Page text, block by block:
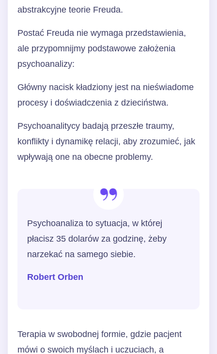
abstrakcyjne teorie Freuda.
Postać Freuda nie wymaga przedstawienia,
ale przypomnijmy podstawowe założenia
psychoanalizy:
Główny nacisk kładziony jest na nieświadome
procesy i doświadczenia z dzieciństwa.
Psychoanalitycy badają przeszłe traumy,
konflikty i dynamikę relacji, aby zrozumieć, jak
wpływają one na obecne problemy.
Psychoanaliza to sytuacja, w której
płacisz 35 dolarów za godzinę, żeby
narzekać na samego siebie.
Robert Orben
Terapia w swobodnej formie, gdzie pacjent
mówi o swoich myślach i uczuciach, a